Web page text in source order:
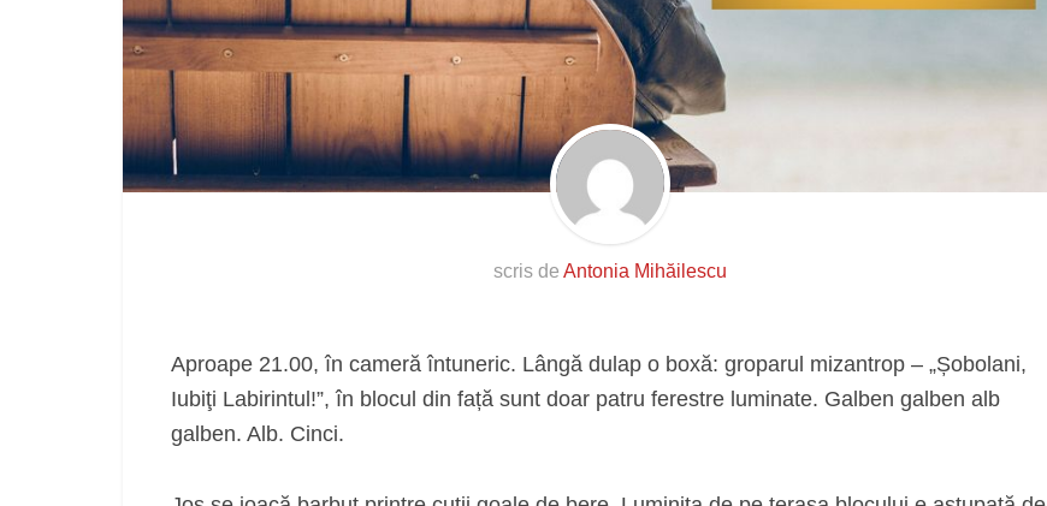
scris de Antonia Mihăilescu
Aproape 21.00, în cameră întuneric. Lângă dulap o boxă: groparul mizantrop – „Șobolani,
Iubiţi Labirintul!”, în blocul din față sunt doar patru ferestre luminate. Galben galben alb
galben. Alb. Cinci.